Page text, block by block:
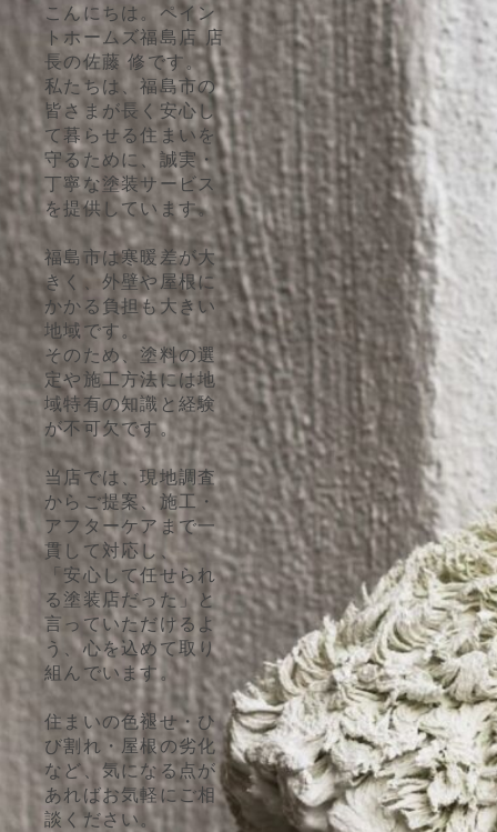
こんにちは。ペイン
トホームズ福島店 店
長の佐藤 修です。
私たちは、福島市の
皆さまが長く安心し
て暮らせる住まいを
守るために、誠実・
丁寧な塗装サービス
を提供しています。
福島市は寒暖差が大
きく、外壁や屋根に
かかる負担も大きい
地域です。
そのため、塗料の選
定や施工方法には地
域特有の知識と経験
が不可欠です。
当店では、現地調査
からご提案、施工・
アフターケアまで一
貫して対応し、
「安心して任せられ
る塗装店だった」と
言っていただけるよ
う、心を込めて取り
組んでいます。
住まいの色褪せ・ひ
び割れ・屋根の劣化
など、気になる点が
あればお気軽にご相
談ください。